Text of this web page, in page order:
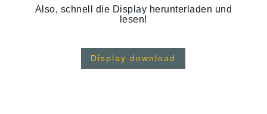
Also, schnell die Display herunterladen und
lesen!
Display download